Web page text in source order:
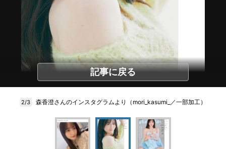
記事に戻る
2/3 森香澄さんのインスタグラムより（mori_kasumi_／一部加工）